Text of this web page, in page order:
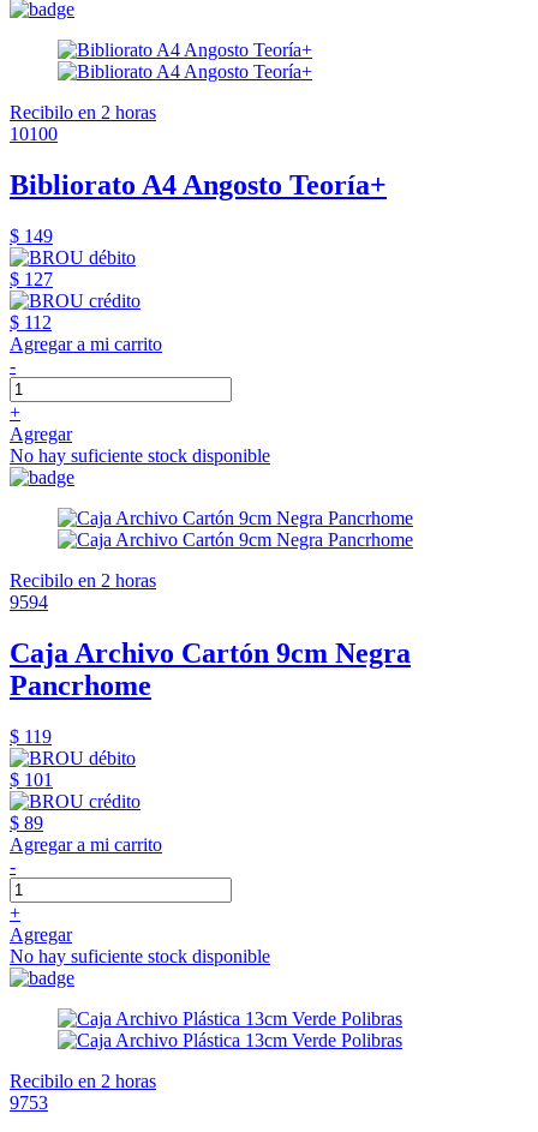
Recibilo en 2 horas
10100
Bibliorato A4 Angosto Teoría+
$ 149
$ 127
$ 112
Agregar a mi carrito
-
+
Agregar
No hay suficiente stock disponible
Recibilo en 2 horas
9594
Caja Archivo Cartón 9cm Negra
Pancrhome
$ 119
$ 101
$ 89
Agregar a mi carrito
-
+
Agregar
No hay suficiente stock disponible
Recibilo en 2 horas
9753